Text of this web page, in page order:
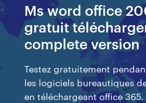
Ms word office
gratuit
complete version
Testez gratuitement
les logiciels bureautiques
en téléchargeant office 365.